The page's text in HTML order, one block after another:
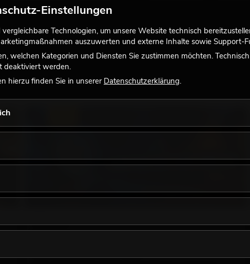
Einstellungen
Technologien, um unsere Website technisch
auszuwerten und externe Inhalte sowie Support-
welchen Kategorien und Diensten Sie zustimmen möchten.
deaktiviert werden.
hierzu finden Sie in unsererDatenschutzerklärung.